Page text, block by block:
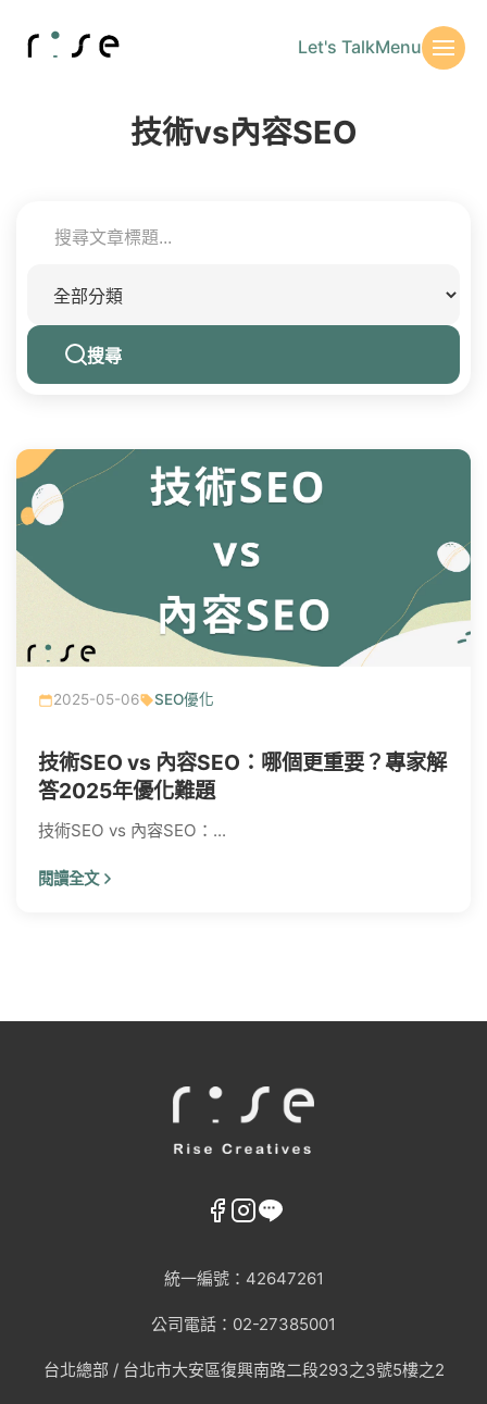
Let's TalkMenu
技術vs內容SEO
搜尋
2025-05-06 SEO優化
技術SEO vs 內容SEO：哪個更重要？專家解
答2025年優化難題
技術SEO vs 內容SEO：...
閱讀全文
統一編號：42647261
公司電話：02-27385001
台北總部 / 台北市大安區復興南路二段293之3號5樓之2